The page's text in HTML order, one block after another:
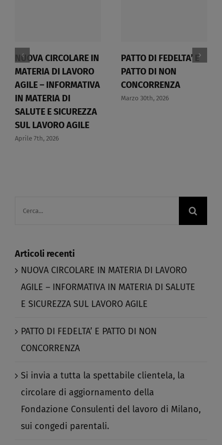
NUOVA CIRCOLARE IN
MATERIA DI LAVORO
AGILE – INFORMATIVA
IN MATERIA DI
SALUTE E SICUREZZA
SUL LAVORO AGILE​
Aprile 7th, 2026
PATTO DI FEDELTA’ E
PATTO DI NON
CONCORRENZA​
Marzo 30th, 2026
Articoli recenti
NUOVA CIRCOLARE IN MATERIA DI LAVORO
AGILE – INFORMATIVA IN MATERIA DI SALUTE
E SICUREZZA SUL LAVORO AGILE​
PATTO DI FEDELTA’ E PATTO DI NON
CONCORRENZA​
Si invia a tutta la spettabile clientela, la
circolare di aggiornamento della
Fondazione Consulenti del lavoro di Milano,
sui congedi parentali.​